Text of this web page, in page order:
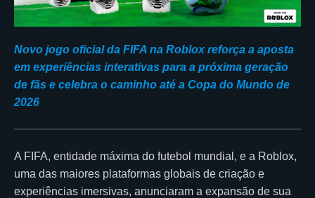
Novo jogo oficial da FIFA na Roblox reforça a aposta
em experiências interativas para a próxima geração
de fãs e celebra o caminho até a Copa do Mundo de
2026
A FIFA, entidade máxima do futebol mundial, e a Roblox,
uma das maiores plataformas globais de criação e
experiências imersivas, anunciaram a expansão de sua